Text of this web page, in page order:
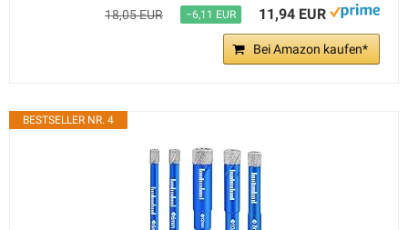
18,05 EUR −6,11 EUR 11,94 EUR
Bei Amazon kaufen*
BESTSELLER NR. 4